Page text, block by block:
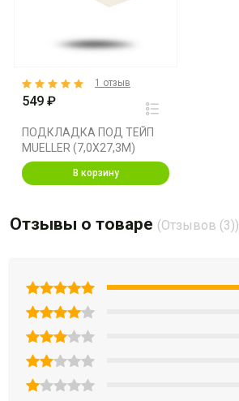
549 ₽
ПОДКЛАДКА ПОД ТЕЙП
MUELLER (7,0X27,3M)
1 отзыв
В корзину
Отзывы о товаре (Отзывов (3))